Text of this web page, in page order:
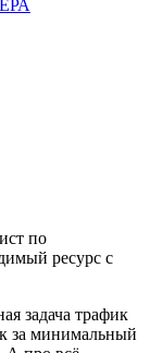
по
ресурс с
задача трафик
за минимальный